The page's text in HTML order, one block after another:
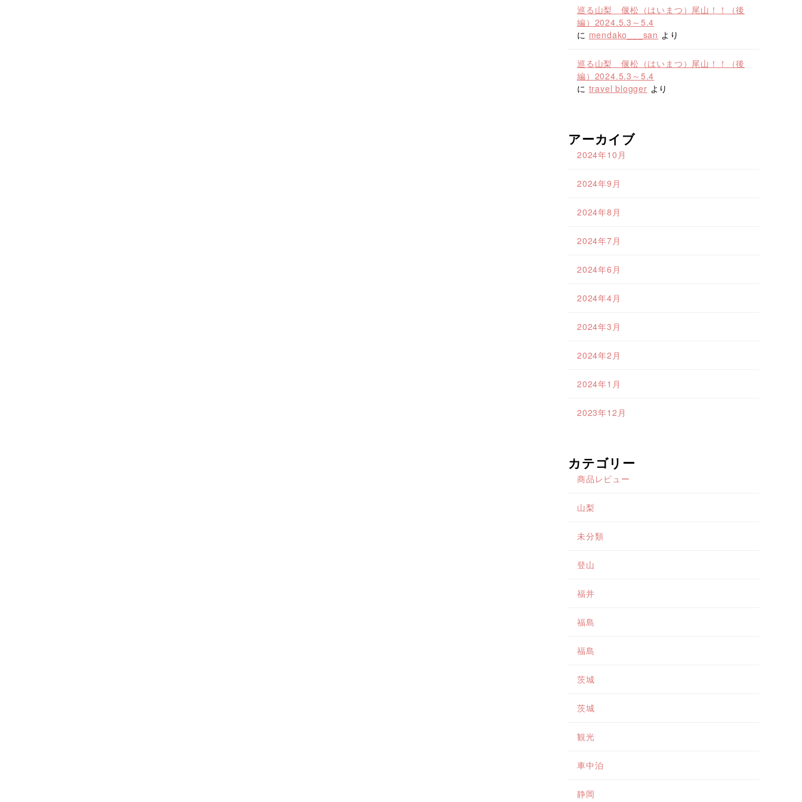
巡る山梨 偃松（はいまつ）尾山！！（後
編）2024.5.3～5.4
に mendako___san より
巡る山梨 偃松（はいまつ）尾山！！（後
編）2024.5.3～5.4
に travel blogger より
アーカイブ
2024年10月
2024年9月
2024年8月
2024年7月
2024年6月
2024年4月
2024年3月
2024年2月
2024年1月
2023年12月
カテゴリー
商品レビュー
山梨
未分類
登山
福井
福島
福島
茨城
茨城
観光
車中泊
静岡